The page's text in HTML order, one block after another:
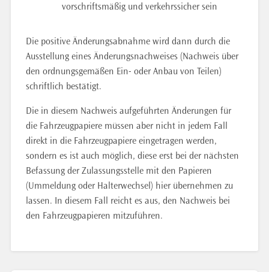
vorschriftsmäßig und verkehrssicher sein
Die positive Änderungsabnahme wird dann durch die
Ausstellung eines Änderungsnachweises (Nachweis über
den ordnungsgemäßen Ein- oder Anbau von Teilen)
schriftlich bestätigt.
Die in diesem Nachweis aufgeführten Änderungen für
die Fahrzeugpapiere müssen aber nicht in jedem Fall
direkt in die Fahrzeugpapiere eingetragen werden,
sondern es ist auch möglich, diese erst bei der nächsten
Befassung der Zulassungsstelle mit den Papieren
(Ummeldung oder Halterwechsel) hier übernehmen zu
lassen. In diesem Fall reicht es aus, den Nachweis bei
den Fahrzeugpapieren mitzuführen.